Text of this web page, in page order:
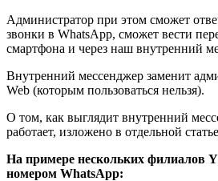
Администратор при этом сможет
звонки в WhatsApp, сможет вести
смартфона и через наш внутренний
Внутренний мессенджер заменит
Web (которым пользоваться нельзя).
О том, как выглядит внутренний
работает, изложено в отдельной
На примере нескольких филиалов
номером WhatsApp: